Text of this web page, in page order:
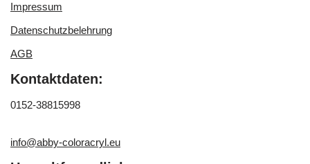
Impressum
Datenschutzbelehrung
AGB
Kontaktdaten:
0152-38815998
info@abby-coloracryl.eu